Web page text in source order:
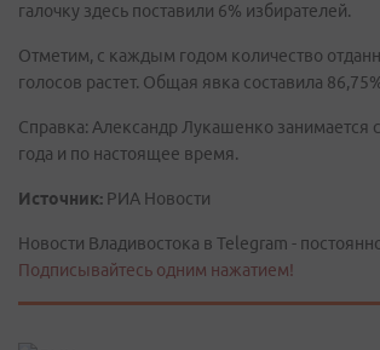
галочку здесь поставили 6% избирателей.
Отметим, с каждым годом количество
голосов растет. Общая явка составила
Справка: Александр Лукашенко занимается
года и по настоящее время.
Источник: РИА Новости
Новости Владивостока в Telegram -
Подписывайтесь одним нажатием!